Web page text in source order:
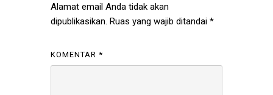
Alamat email Anda tidak akan
dipublikasikan. Ruas yang wajib ditandai *
KOMENTAR *